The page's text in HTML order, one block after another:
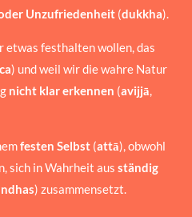
Unzufriedenheit (dukkha).
etwas festhalten wollen, das
) und weil wir die wahre Natur
nicht klar erkennen (avijjā,
festen Selbst (attā), obwohl
sich in Wahrheit aus ständig
) zusammensetzt.